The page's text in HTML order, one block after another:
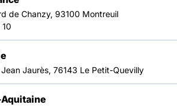
de Chanzy, 93100 Montreuil
Jaurès, 76143 Le Petit-Quevilly